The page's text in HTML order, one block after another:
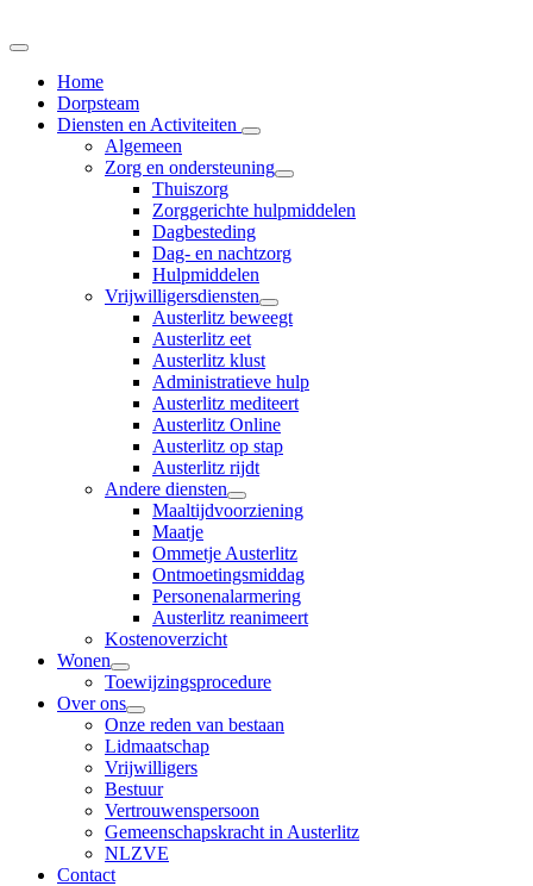
Home
Dorpsteam
Diensten en Activiteiten
Algemeen
Zorg en ondersteuning
Thuiszorg
Zorggerichte hulpmiddelen
Dagbesteding
Dag- en nachtzorg
Hulpmiddelen
Vrijwilligersdiensten
Austerlitz beweegt
Austerlitz eet
Austerlitz klust
Administratieve hulp
Austerlitz mediteert
Austerlitz Online
Austerlitz op stap
Austerlitz rijdt
Andere diensten
Maaltijdvoorziening
Maatje
Ommetje Austerlitz
Ontmoetingsmiddag
Personenalarmering
Austerlitz reanimeert
Kostenoverzicht
Wonen
Toewijzingsprocedure
Over ons
Onze reden van bestaan
Lidmaatschap
Vrijwilligers
Bestuur
Vertrouwenspersoon
Gemeenschapskracht in Austerlitz
NLZVE
Contact